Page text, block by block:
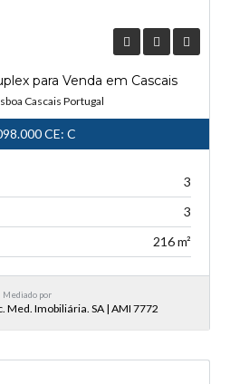
para Venda em Cascais
Cascais Portugal
CE: C
3
3
216 m²
Mediado por
Med. Imobiliária. SA | AMI 7772